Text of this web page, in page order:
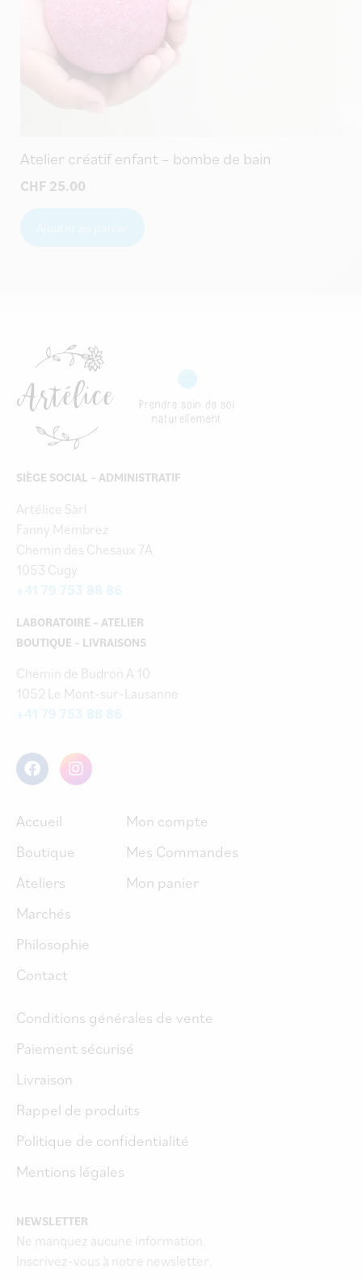
Atelier créatif enfant – bombe de bain
CHF 25.00
SIÈGE SOCIAL – ADMINISTRATIF
Artélice Sàrl
Fanny Membrez
Chemin des Chesaux 7A
1053 Cugy
LABORATOIRE – ATELIER
BOUTIQUE – LIVRAISONS
Chemin de Budron A 10
1052 Le Mont-sur-Lausanne
Accueil
Boutique
Ateliers
Marchés
Philosophie
Contact
Mon compte
Mes Commandes
Mon panier
Conditions générales de vente
Paiement sécurisé
Livraison
Rappel de produits
Politique de confidentialité
Mentions légales
NEWSLETTER
Ne manquez aucune information.
Inscrivez-vous à notre newsletter.